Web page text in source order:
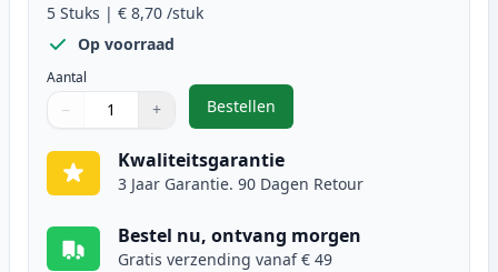
5 Stuks | € 8,70 /stuk
Op voorraad
Aantal
Gebruik de knoppen om aan te passen
− +
1
Bestellen
,5 stuks Brother LC985
Kwaliteitsgarantie
3 Jaar Garantie. 90 Dagen Retour
Bestel nu, ontvang morgen
Gratis verzending vanaf € 49